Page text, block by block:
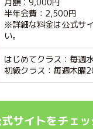
半年会費：2,500円
※詳細な料金は公式サ
い。
はじめてクラス：毎
初級クラス：毎週木
サイトをチェ